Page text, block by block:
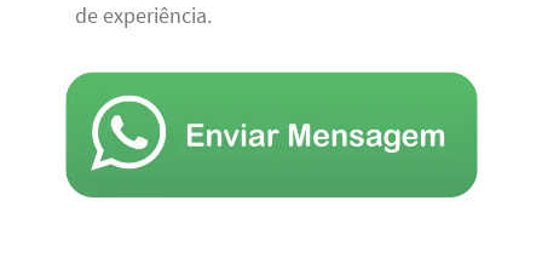
de experiência.